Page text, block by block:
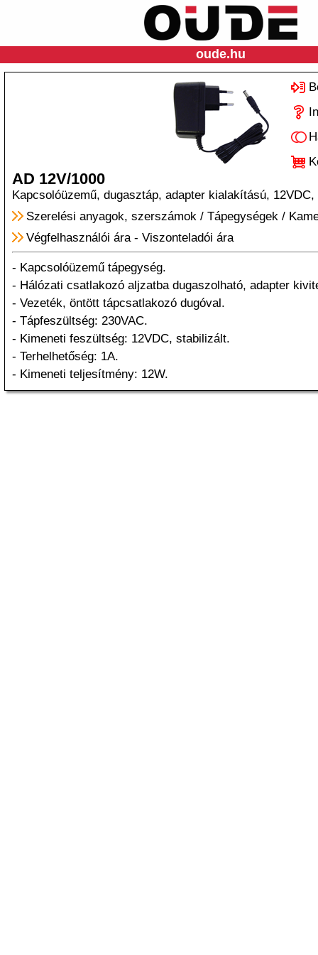
oude.hu
AD 12V/1000
Kapcsolóüzemű, dugasztáp, adapter kialakítású, 12VDC,
Szerelési anyagok, szerszámok/ Tápegységek/
Végfelhasználói ára- Viszonteladói ára
- Kapcsolóüzemű tápegység.
- Hálózati csatlakozó aljzatba dugaszolható, adapter
- Vezeték, öntött tápcsatlakozó dugóval.
- Tápfeszültség: 230VAC.
- Kimeneti feszültség: 12VDC, stabilizált.
- Terhelhetőség: 1A.
- Kimeneti teljesítmény: 12W.